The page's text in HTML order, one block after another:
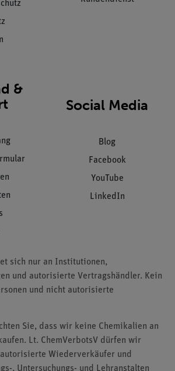
&
Social Media
Blog
Facebook
YouTube
LinkedIn
sich nur an Institutionen,
und autorisierte Vertragshändler. Kein
und nicht autorisierte
Sie, dass wir keine Chemikalien an
Lt. ChemVerbotsV dürfen wir
Wiederverkäufer und
, Untersuchungs- und Lehranstalten